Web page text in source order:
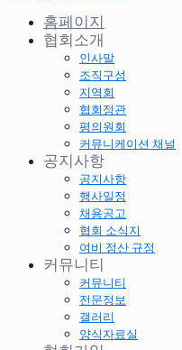
홈페이지
협회소개
인사말
조직구성
지역회
협회정관
평의원회
커뮤니케이션 채널
공지사항
공지사항
행사일정
채용공고
협회 소식지
여비 정산 규정
커뮤니티
커뮤니티
전문정보
갤러리
양식자료실